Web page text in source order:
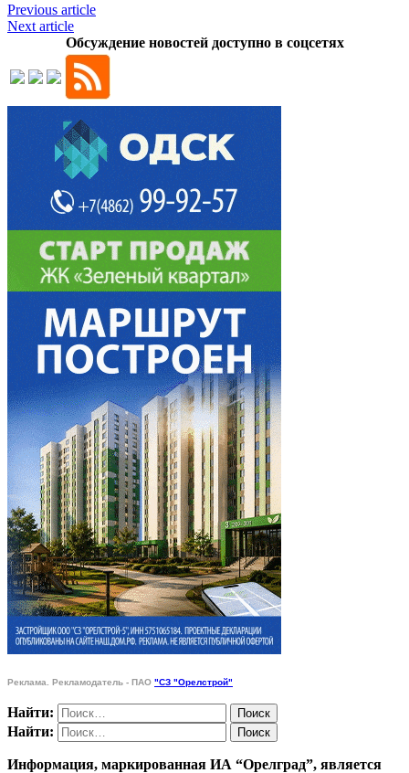
Previous article
Next article
Обсуждение новостей доступно в соцсетях
Реклама. Рекламодатель - ПАО "СЗ "Орелстрой"
Найти:
Найти:
Информация, маркированная ИА “Орелград”, является